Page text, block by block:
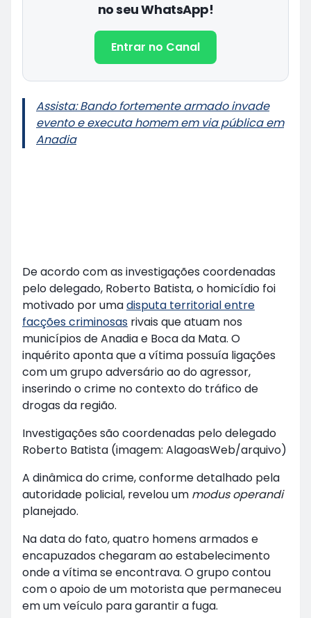
no seu WhatsApp!
Entrar no Canal
Assista: Bando fortemente armado invade
evento e executa homem em via pública em
Anadia
De acordo com as investigações coordenadas
pelo delegado, Roberto Batista, o homicídio foi
motivado por umadisputa territorial entre
facções criminosas rivais que atuam nos
municípios de Anadia e Boca da Mata. O
inquérito aponta que a vítima possuía ligações
com um grupo adversário ao do agressor,
inserindo o crime no contexto do tráfico de
drogas da região.
Investigações são coordenadas pelo delegado
Roberto Batista (imagem: AlagoasWeb/arquivo)
A dinâmica do crime, conforme detalhado pela
autoridade policial, revelou um modus operandi
planejado.
Na data do fato, quatro homens armados e
encapuzados chegaram ao estabelecimento
onde a vítima se encontrava. O grupo contou
com o apoio de um motorista que permaneceu
em um veículo para garantir a fuga.